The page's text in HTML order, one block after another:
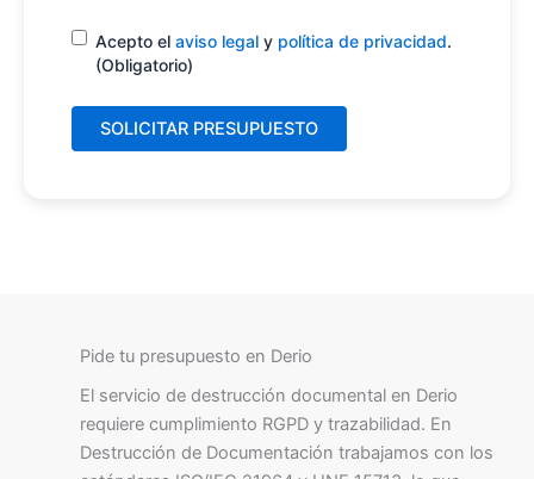
Consentimiento(Obligatorio)
Acepto el aviso legal y política de privacidad.
(Obligatorio)
Pide tu presupuesto en Derio
El servicio de destrucción documental en Derio
requiere cumplimiento RGPD y trazabilidad. En
Destrucción de Documentación trabajamos con los